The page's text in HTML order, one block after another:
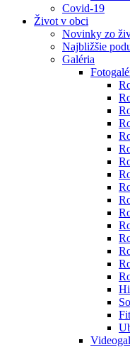
Covid-19
Život v obci
Novinky zo
Najbližšie
Galéria